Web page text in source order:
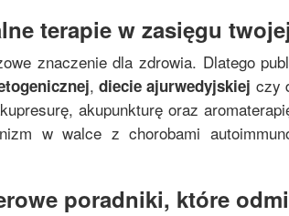
terapie w zasięgu
znaczenie dla zdrowia. Dlatego
,diecie ajurwedyjskiej czy
akupunkturę oraz
w walce z chorobami
poradniki, które